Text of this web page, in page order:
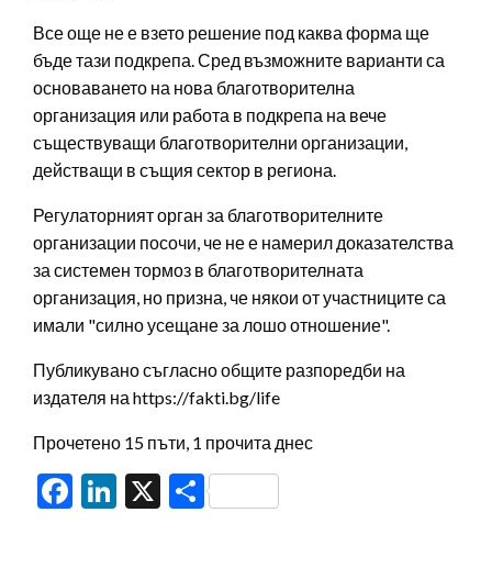
Все още не е взето решение под каква форма ще
бъде тази подкрепа. Сред възможните варианти са
основаването на нова благотворителна
организация или работа в подкрепа на вече
съществуващи благотворителни организации,
действащи в същия сектор в региона.
Регулаторният орган за благотворителните
организации посочи, че не е намерил доказателства
за системен тормоз в благотворителната
организация, но призна, че някои от участниците са
имали "силно усещане за лошо отношение".
Публикувано съгласно общите разпоредби на
издателя на https://fakti.bg/life
Прочетено 15 пъти, 1 прочита днес
Facebook
LinkedIn
X Share